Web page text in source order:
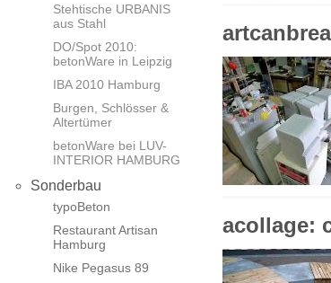
Stehtische URBANIS
aus Stahl
DO/Spot 2010:
betonWare in Leipzig
IBA 2010 Hamburg
Burgen, Schlösser &
Altertümer
betonWare bei LUV-
INTERIOR HAMBURG
Sonderbau
typoBeton
Restaurant Artisan
Hamburg
Nike Pegasus 89
acollage: